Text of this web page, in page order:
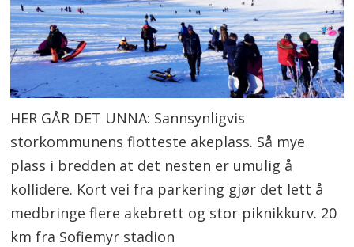
HER GÅR DET UNNA: Sannsynligvis
storkommunens flotteste akeplass. Så mye
plass i bredden at det nesten er umulig å
kollidere. Kort vei fra parkering gjør det lett å
medbringe flere akebrett og stor piknikkurv. 20
km fra Sofiemyr stadion